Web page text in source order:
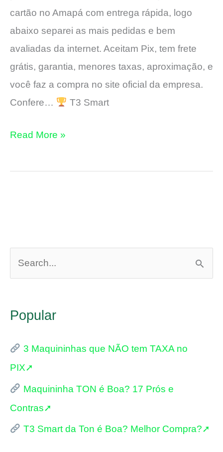
cartão no Amapá com entrega rápida, logo
abaixo separei as mais pedidas e bem
avaliadas da internet. Aceitam Pix, tem frete
grátis, garantia, menores taxas, aproximação, e
você faz a compra no site oficial da empresa.
Confere…
T3 Smart
3
de
Entrega
RÁPIDA
Read More »
q
i
s
a
r
p
Popular
3 Maquininhas que NÃO tem TAXA no
PIX➚
Maquininha TON é Boa? 17 Prós e
Contras➚
T3 Smart da Ton é Boa? Melhor Compra?➚